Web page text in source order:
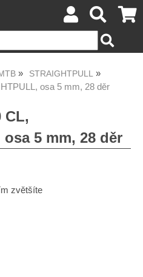
STRAIGHTPULL
osa 5 mm, 28 děr
CL,
osa 5 mm, 28 děr
zvětšíte